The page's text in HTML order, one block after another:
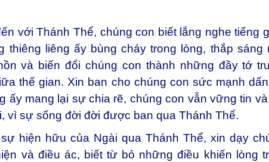
với Thánh Thể, chúng con biết lắng nghe tiếng
thiêng liêng ấy bùng cháy trong lòng, thắp sáng
và biến đổi chúng con thành những đầy tớ
thế gian. Xin ban cho chúng con sức mạnh
ấy mang lại sự chia rẽ, chúng con vẫn vững tin
vì sự sống đời đời được ban qua Thánh Thể.
hiện hữu của Ngài qua Thánh Thể, xin dạy
và điều ác, biết từ bỏ những điều khiến lòng